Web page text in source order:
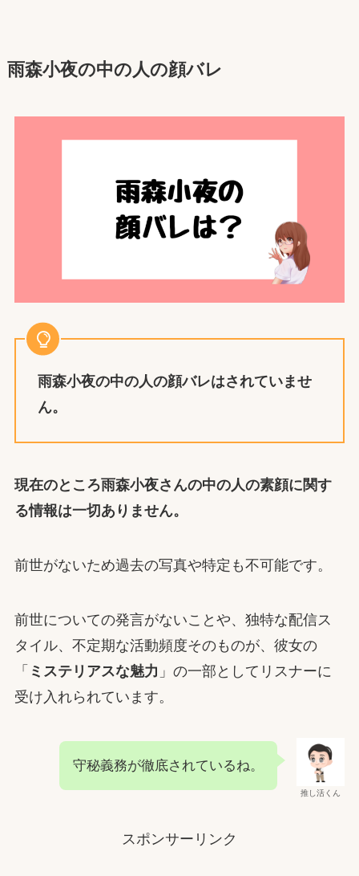
雨森小夜の中の人の顔バレ
雨森小夜の中の人の顔バレはされていませ
ん。
現在のところ雨森小夜さんの中の人の素顔に関す
る情報は一切ありません。
前世がないため過去の写真や特定も不可能です。
前世についての発言がないことや、独特な配信ス
タイル、不定期な活動頻度そのものが、彼女の
「 ミステリアスな魅力 」の一部としてリスナーに
受け入れられています。
推し活くん
守秘義務が徹底されているね。
スポンサーリンク